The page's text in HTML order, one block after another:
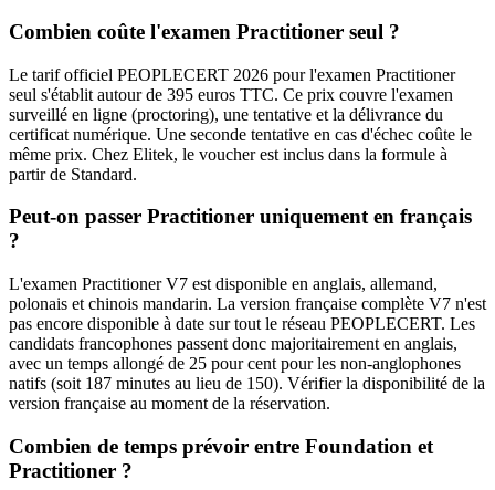
Combien coûte l'examen Practitioner seul ?
Le tarif officiel PEOPLECERT 2026 pour l'examen Practitioner
seul s'établit autour de 395 euros TTC. Ce prix couvre l'examen
surveillé en ligne (proctoring), une tentative et la délivrance du
certificat numérique. Une seconde tentative en cas d'échec coûte le
même prix. Chez Elitek, le voucher est inclus dans la formule à
partir de Standard.
Peut‑on passer Practitioner uniquement en français
?
L'examen Practitioner V7 est disponible en anglais, allemand,
polonais et chinois mandarin. La version française complète V7 n'est
pas encore disponible à date sur tout le réseau PEOPLECERT. Les
candidats francophones passent donc majoritairement en anglais,
avec un temps allongé de 25 pour cent pour les non‑anglophones
natifs (soit 187 minutes au lieu de 150). Vérifier la disponibilité de la
version française au moment de la réservation.
Combien de temps prévoir entre Foundation et
Practitioner ?